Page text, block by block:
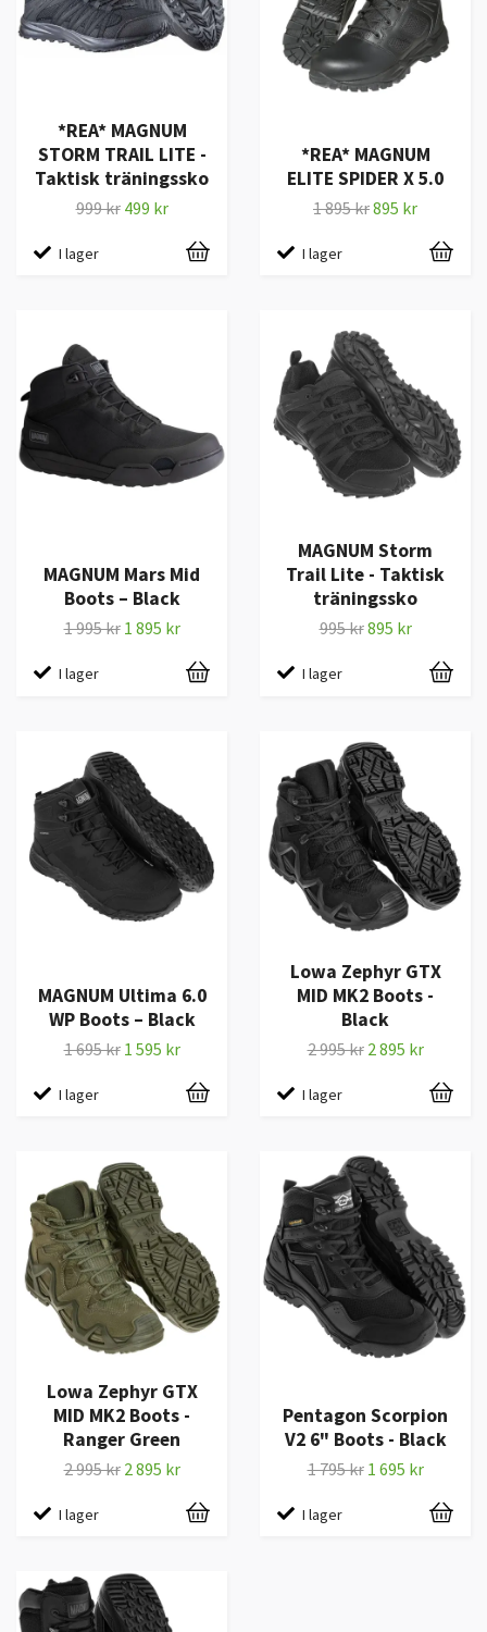
*REA* MAGNUM
STORM TRAIL LITE -
Taktisk träningssko
999 kr 499 kr
I lager
*REA* MAGNUM
ELITE SPIDER X 5.0
1 895 kr895 kr
I lager
MAGNUM Mars Mid
Boots – Black
1 995 kr 1 895 kr
I lager
MAGNUM Storm
Trail Lite - Taktisk
träningssko
995 kr895 kr
I lager
MAGNUM Ultima 6.0
WP Boots – Black
1 695 kr 1 595 kr
I lager
Lowa Zephyr GTX
MID MK2 Boots -
Black
2 995 kr 2 895 kr
I lager
Lowa Zephyr GTX
MID MK2 Boots -
Ranger Green
2 995 kr 2 895 kr
I lager
Pentagon Scorpion
V2 6" Boots - Black
1 795 kr 1 695 kr
I lager